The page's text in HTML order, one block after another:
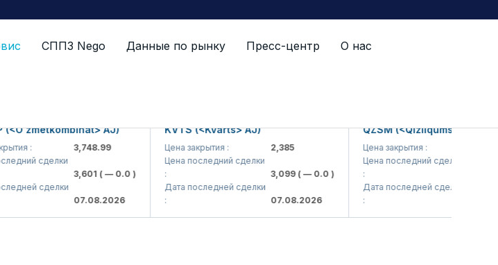
СППЗ Nego Данные по рынку Пресс-центр О нас
в биржевой котировальный список
AJ)
:
3,748.99
сделки
3,601( — 0.0 )
сделки
07.08.2026
KVTS (<Kvarts> AJ)
Цена закрытия :
2,385
Цена последний сделки
3,099( — 0.0 )
Дата последней сделки
07.08.2026
QZSM (<Qizilqumsement> AJ)
Цена закрытия :
Цена последний сделки
Дата последней сделки